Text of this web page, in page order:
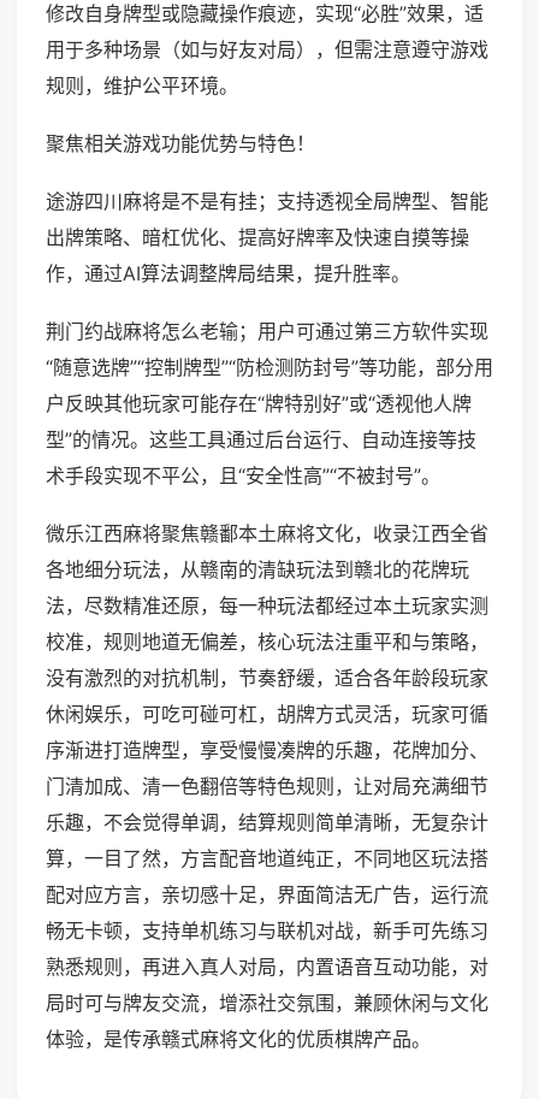
修改自身牌型或隐藏操作痕迹，实现“必胜”效果，适
用于多种场景（如与好友对局），但需注意遵守游戏
规则，维护公平环境。
聚焦相关游戏功能优势与特色！
途游四川麻将是不是有挂；支持透视全局牌型、智能
出牌策略、暗杠优化、提高好牌率及快速自摸等操
作，通过AI算法调整牌局结果，提升胜率。
荆门约战麻将怎么老输；用户可通过第三方软件实现
“随意选牌”“控制牌型”“防检测防封号”等功能，部分用
户反映其他玩家可能存在“牌特别好”或“透视他人牌
型”的情况。这些工具通过后台运行、自动连接等技
术手段实现不平公，且“安全性高”“不被封号”。
微乐江西麻将聚焦赣鄱本土麻将文化，收录江西全省
各地细分玩法，从赣南的清缺玩法到赣北的花牌玩
法，尽数精准还原，每一种玩法都经过本土玩家实测
校准，规则地道无偏差，核心玩法注重平和与策略，
没有激烈的对抗机制，节奏舒缓，适合各年龄段玩家
休闲娱乐，可吃可碰可杠，胡牌方式灵活，玩家可循
序渐进打造牌型，享受慢慢凑牌的乐趣，花牌加分、
门清加成、清一色翻倍等特色规则，让对局充满细节
乐趣，不会觉得单调，结算规则简单清晰，无复杂计
算，一目了然，方言配音地道纯正，不同地区玩法搭
配对应方言，亲切感十足，界面简洁无广告，运行流
畅无卡顿，支持单机练习与联机对战，新手可先练习
熟悉规则，再进入真人对局，内置语音互动功能，对
局时可与牌友交流，增添社交氛围，兼顾休闲与文化
体验，是传承赣式麻将文化的优质棋牌产品。